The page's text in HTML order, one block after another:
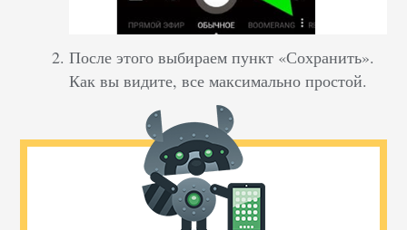
После этого выбираем пункт «Сохранить».
Как вы видите, все максимально простой.